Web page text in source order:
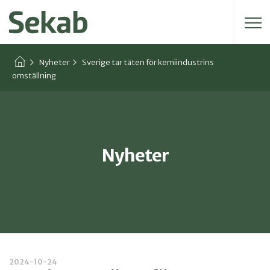
Sök efter:
Nyheter
Sverige tar täten för kemiindustrins
omställning
Nyheter
2024-10-24